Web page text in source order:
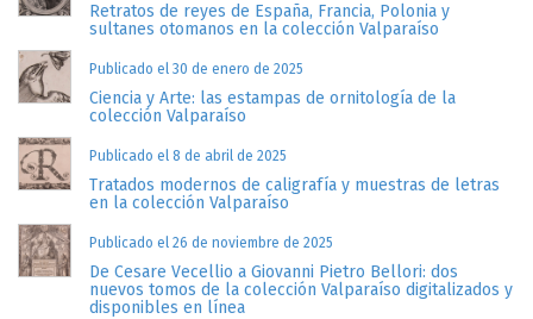
Retratos de reyes de España, Francia, Polonia y
sultanes otomanos en la colección Valparaíso
Publicado el 30 de enero de 2025
Ciencia y Arte: las estampas de ornitología de la
colección Valparaíso
Publicado el 8 de abril de 2025
Tratados modernos de caligrafía y muestras de letras
en la colección Valparaíso
Publicado el 26 de noviembre de 2025
De Cesare Vecellio a Giovanni Pietro Bellori: dos
nuevos tomos de la colección Valparaíso digitalizados y
disponibles en línea